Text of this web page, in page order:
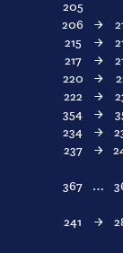
205
206
→
215
→
217
→
220
→
222
→
354
→
234
→
237
→
367 …
241 →